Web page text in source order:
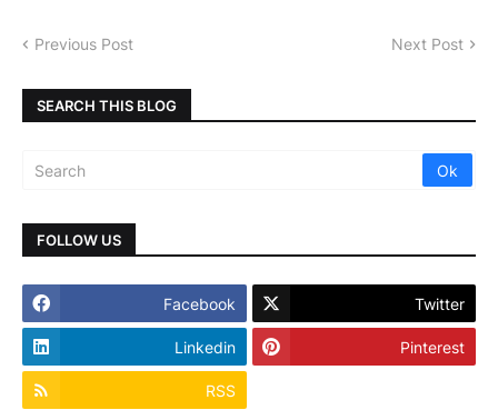
Previous Post Next Post
SEARCH THIS BLOG
FOLLOW US
Facebook Twitter
Linkedin Pinterest
RSS